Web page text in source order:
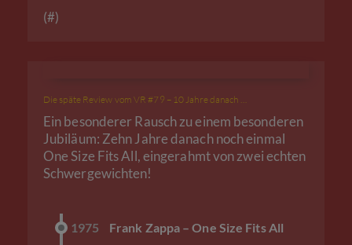
(#)
Die späte Review vom VR #79 – 10 Jahre danach …
Ein besonderer Rausch zu einem besonderen
Jubiläum: Zehn Jahre danach noch einmal
One Size Fits All, eingerahmt von zwei echten
Schwergewichten!
1975
Frank Zappa – One Size Fits All